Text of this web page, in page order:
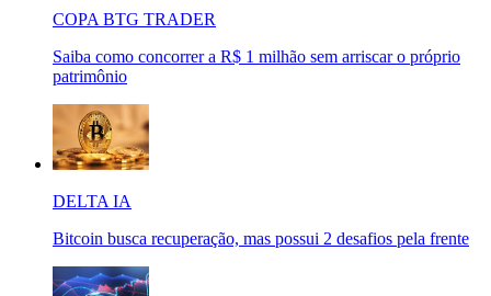
COPA BTG TRADER
Saiba como concorrer a R$ 1 milhão sem arriscar o próprio
patrimônio
DELTA IA
Bitcoin busca recuperação, mas possui 2 desafios pela frente